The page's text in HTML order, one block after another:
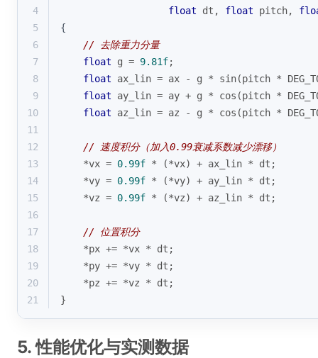
4
float dt, float pitch,
5
{
6
// 去除重力分量
7
float g = 9.81f;
8
float ax_lin = ax - g * sin(pitch *
9
float ay_lin = ay + g * cos (pitch *
10
float az_lin = az - g * cos (pitch *
11
12
// 速度积分（加入0.99衰减系数减少漂移）
13
    *vx =
0.99f * (*vx) + ax_lin * dt;
14
    *vy =
0.99f * (*vy) + ay_lin * dt;
15
    *vz =
0.99f * (*vz) + az_lin * dt;
16
17
// 位置积分
18
    *px += *vx * dt;
19
    *py += *vy * dt;
20
    *pz += *vz * dt;
21
}
5. 性能优化与实测数据